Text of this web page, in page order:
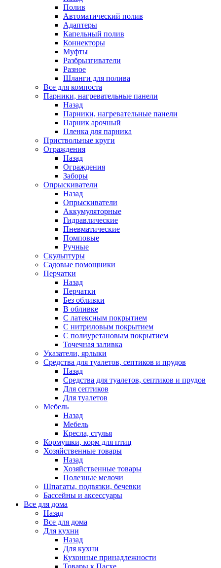
Полив
Автоматический полив
Адаптеры
Капельный полив
Коннекторы
Муфты
Разбрызгиватели
Разное
Шланги для полива
Все для компоста
Парники, нагревательные панели
Назад
Парники, нагревательные панели
Парник арочный
Пленка для парника
Приствольные круги
Ограждения
Назад
Ограждения
Заборы
Опрыскиватели
Назад
Опрыскиватели
Аккумуляторные
Гидравлические
Пневматические
Помповые
Ручные
Скульптуры
Садовые помощники
Перчатки
Назад
Перчатки
Без обливки
В обливке
С латексным покрытием
С нитриловым покрытием
С полиуретановым покрытием
Точечная заливка
Указатели, ярлыки
Средства для туалетов, септиков и прудов
Назад
Средства для туалетов, септиков и прудов
Для септиков
Для туалетов
Мебель
Назад
Мебель
Кресла, стулья
Кормушки, корм для птиц
Хозяйственные товары
Назад
Хозяйственные товары
Полезные мелочи
Шпагаты, подвязки, бечевки
Бассейны и аксессуары
Все для дома
Назад
Все для дома
Для кухни
Назад
Для кухни
Кухонные принадлежности
Товары к Пасхе